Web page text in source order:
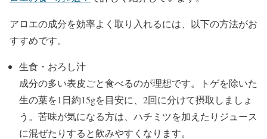
アロエの成分を効率よく取り入れるには、以下の方法がお
すすめです。
生食・おろし汁
成分の多い表皮ごと食べるのが理想です。トゲを除いた
生の葉を1日約15gを目安に、2回に分けて摂取しましょ
う。苦味が気になる方は、ハチミツを加えたりジュース
に混ぜたりすると飲みやすくなります。